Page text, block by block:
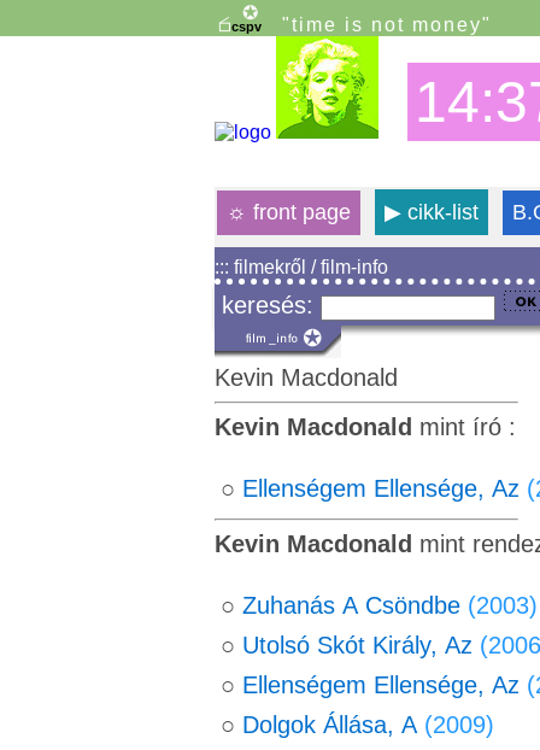
"time is not money"
☼ front page ▶cikk-list
::: filmekről / film-info
keresés:
Kevin Macdonald
Kevin Macdonald mint író :
○ Ellenségem Ellensége, Az
Kevin Macdonald mint
○ Zuhanás A Csöndbe (2003)
○ Utolsó Skót Király, Az
○ Ellenségem Ellensége, Az
○ Dolgok Állása, A (2009)